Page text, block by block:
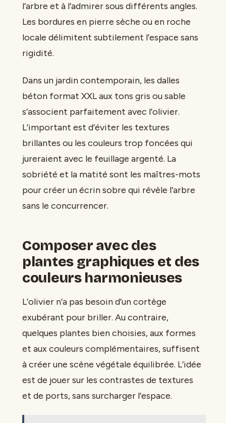
l’arbre et à l’admirer sous différents angles.
Les bordures en pierre sèche ou en roche
locale délimitent subtilement l’espace sans
rigidité.
Dans un jardin contemporain, les dalles
béton format XXL aux tons gris ou sable
s’associent parfaitement avec l’olivier.
L’important est d’éviter les textures
brillantes ou les couleurs trop foncées qui
jureraient avec le feuillage argenté. La
sobriété et la matité sont les maîtres-mots
pour créer un écrin sobre qui révèle l’arbre
sans le concurrencer.
Composer avec des
plantes graphiques et des
couleurs harmonieuses
L’olivier n’a pas besoin d’un cortège
exubérant pour briller. Au contraire,
quelques plantes bien choisies, aux formes
et aux couleurs complémentaires, suffisent
à créer une scène végétale équilibrée. L’idée
est de jouer sur les contrastes de textures
et de ports, sans surcharger l’espace.